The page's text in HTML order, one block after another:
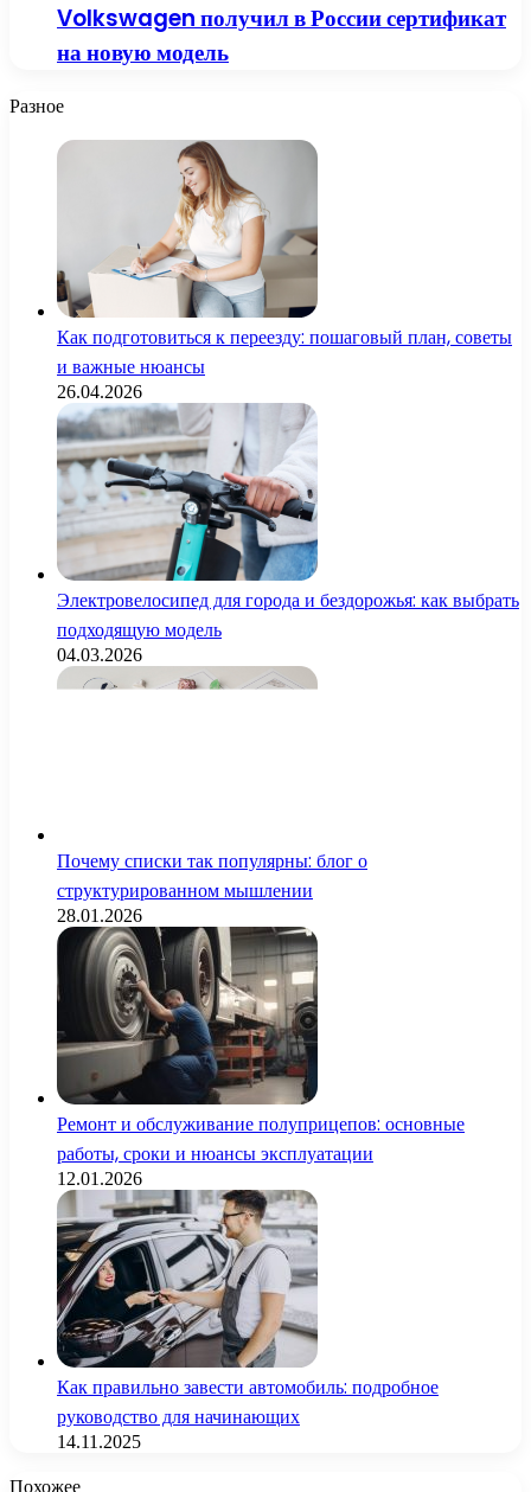
Volkswagen получил в России сертификат
на новую модель
Разное
Как подготовиться к переезду: пошаговый план, советы
и важные нюансы
26.04.2026
Электровелосипед для города и бездорожья: как выбрать
подходящую модель
04.03.2026
Почему списки так популярны: блог о
структурированном мышлении
28.01.2026
Ремонт и обслуживание полуприцепов: основные
работы, сроки и нюансы эксплуатации
12.01.2026
Как правильно завести автомобиль: подробное
руководство для начинающих
14.11.2025